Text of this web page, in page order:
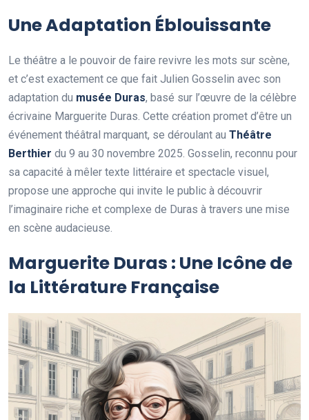
Une Adaptation Éblouissante
Le théâtre a le pouvoir de faire revivre les mots sur scène,
et c’est exactement ce que fait Julien Gosselin avec son
adaptation du musée Duras, basé sur l’œuvre de la célèbre
écrivaine Marguerite Duras. Cette création promet d’être un
événement théâtral marquant, se déroulant au Théâtre
Berthier du 9 au 30 novembre 2025. Gosselin, reconnu pour
sa capacité à mêler texte littéraire et spectacle visuel,
propose une approche qui invite le public à découvrir
l’imaginaire riche et complexe de Duras à travers une mise
en scène audacieuse.
Marguerite Duras : Une Icône de
la Littérature Française